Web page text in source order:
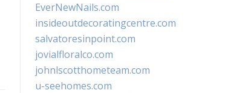
EverNewNails.com
insideoutdecoratingcentre.com
salvatoresinpoint.com
jovialfloralco.com
johnlscotthometeam.com
u-seehomes.com